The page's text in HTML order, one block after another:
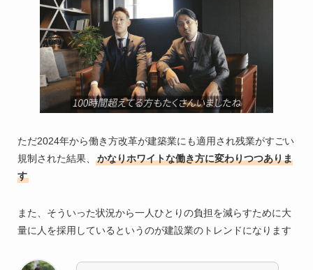
ただ2024年から働き方改革が建築業にも適用され残業がすごい
規制された結果、
かなりホワイトな働き方に変わりつつありま
す
また、そういった状況から一人ひとりの負担を減らすために大
量に人を採用しているというのが建設業のトレンドになります